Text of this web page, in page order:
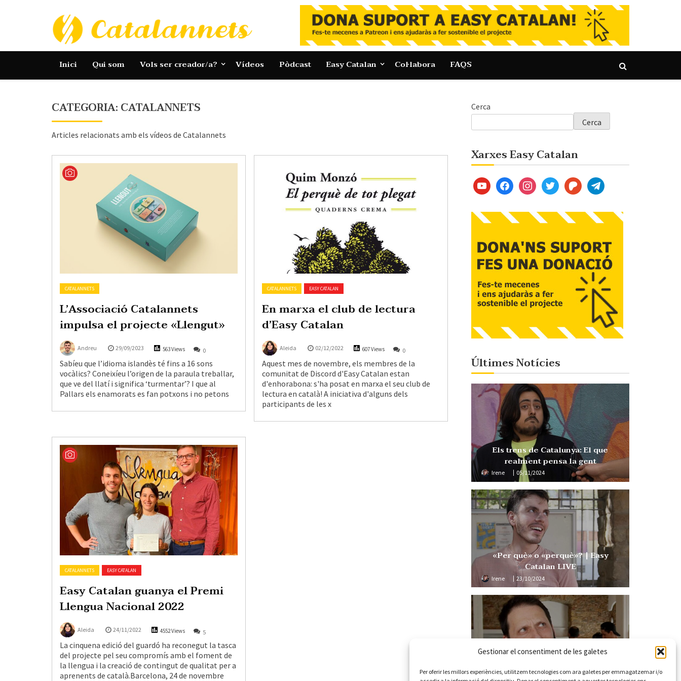
Gestionar el consentiment de les galetes
Per oferir les millors experiències, utilitzem tecnologies com ara galetes per emmagatzemar i/o
Catalannets
Inici Qui som Vols ser creador/a? Vídeos Pòdcast Easy Catalan Col·labora FAQS
CATEGORIA: CATALANNETS
Articles relacionats amb els vídeos de Catalannets
CATALANNETS
L’Associació Catalannets
impulsa el projecte «Llengut»
Andreu 29/09/2023 563 Views 0
Sabíeu que l’idioma islandès té fins a 16 sons
vocàlics? Coneixíeu l’origen de la paraula treballar,
que ve del llatí i significa ‘turmentar’? I que al
Pallars els enamorats es fan potxons i no petons
CATALANNETS EASY CATALAN
En marxa el club de lectura
d’Easy Catalan
Aleida 02/12/2022 607 Views 0
Aquest mes de novembre, els membres de la
comunitat de Discord d'Easy Catalan estan
d'enhorabona: s'ha posat en marxa el seu club de
lectura en català! A iniciativa d'alguns dels
participants de les x
CATALANNETS EASY CATALAN
Easy Catalan guanya el Premi
Llengua Nacional 2022
Aleida 24/11/2022 4552 Views 5
La cinquena edició del guardó ha reconegut la tasca
del projecte pel seu compromís amb el foment de
la llengua i la creació de contingut de qualitat per a
aprenents de català.Barcelona, 24 de novembre
Cerca
Cerca
Xarxes Easy Catalan
youtubefacebookinstagramtwitterpatreontelegram
Últimes Notícies
Els trens de Catalunya: El que
realment pensa la gent
Irene 05/11/2024
«Per què» o «perquè»? | Easy
Catalan LIVE
Irene 23/10/2024
català? | Easy Catalan 109